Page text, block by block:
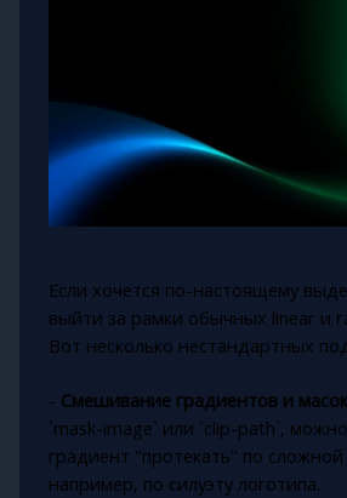
Если хочется по-настоящему
выйти за рамки обычных linear и
Вот несколько нестандартных
- Смешивание градиентов и масок
`mask-image` или `clip-path`,
градиент "протекать" по
например, по силуэту логотипа.